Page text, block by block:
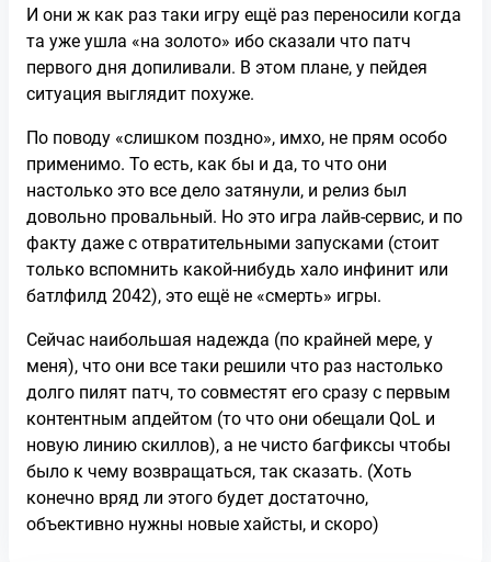
И они ж как раз таки игру ещё раз переносили когда
та уже ушла «на золото» ибо сказали что патч
первого дня допиливали. В этом плане, у пейдея
ситуация выглядит похуже.
По поводу «слишком поздно», имхо, не прям особо
применимо. То есть, как бы и да, то что они
настолько это все дело затянули, и релиз был
довольно провальный. Но это игра лайв-сервис, и по
факту даже с отвратительными запусками (стоит
только вспомнить какой-нибудь хало инфинит или
батлфилд 2042), это ещё не «смерть» игры.
Сейчас наибольшая надежда (по крайней мере, у
меня), что они все таки решили что раз настолько
долго пилят патч, то совместят его сразу с первым
контентным апдейтом (то что они обещали QoL и
новую линию скиллов), а не чисто багфиксы чтобы
было к чему возвращаться, так сказать. (Хоть
конечно вряд ли этого будет достаточно,
объективно нужны новые хайсты, и скоро)